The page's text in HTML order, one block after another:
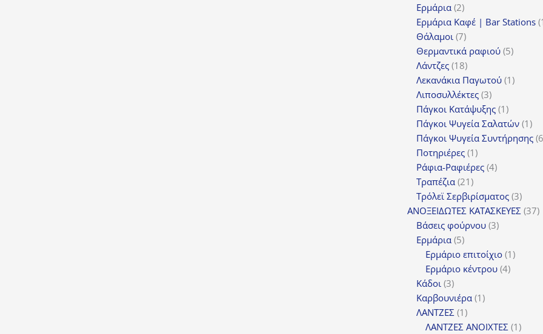
Ερμάρια 22
προϊόντα
Ερμάρια Καφέ | Bar Stations
Θάλαμοι 77
προϊόντα
Θερμαντικά ραφιού 55
Λάντζες 1818
προϊόντα
Λεκανάκια Παγωτού 11
Λιποσυλλέκτες 33
προϊόντα
Πάγκοι Κατάψυξης 11
προϊόν
Πάγκοι Ψυγεία Σαλατών 11
Πάγκοι Ψυγεία Συντήρησης 6
Ποτηριέρες 11
προϊόν
Ράφια-Ραφιέρες 44
Τραπέζια 2121
προϊόντα
Τρόλεϊ Σερβιρίσματος 33
ΑΝΟΞΕΙΔΩΤΕΣ ΚΑΤΑΣΚΕΥΕΣ 3737
Βάσεις φούρνου 33
Ερμάρια 55
προϊόντα
Ερμάριο επιτοίχιο 11
Ερμάριο κέντρου 44
Κάδοι 33
προϊόντα
Καρβουνιέρα 11
ΛΑΝΤΖΕΣ 11
προϊόν
ΛΑΝΤΖΕΣ ΑΝΟΙΧΤΕΣ 11